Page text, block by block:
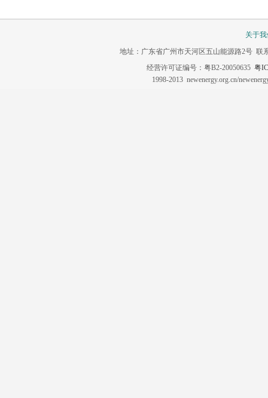
关于
地址：广东省广州市天河区五山能源路2号 联
经营许可证编号：粤B2-20050635 粤
1998-2013 newenergy.org.cn/